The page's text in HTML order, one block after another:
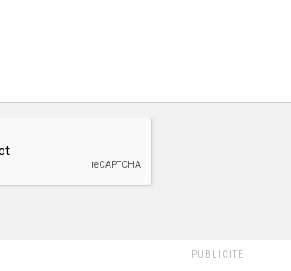
PUBLICITÉ